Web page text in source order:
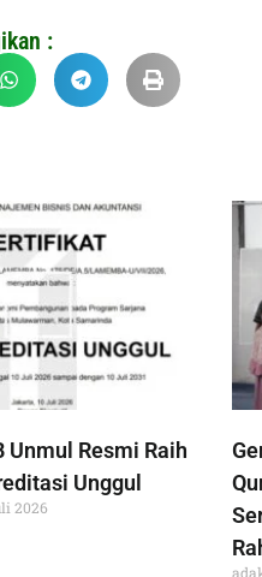
:
Unmul Resmi Raih
Unggul
2026